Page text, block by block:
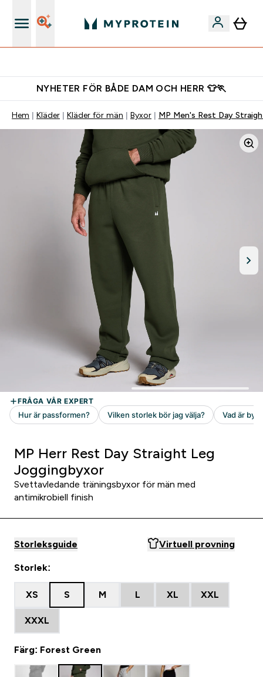
NYHETER FÖR BÅDE DAM OCH HERR 👕🏃
Hem Kläder Kläder för män Byxor MP Men's Rest Day
MP Herr Rest Day Straight Leg
Joggingbyxor
Svettavledande träningsbyxor för män med
antimikrobiell finish
Storleksguide Virtuell provning
Storlek:
XS S M L XL XXL
XXXL
Färg: Forest Green